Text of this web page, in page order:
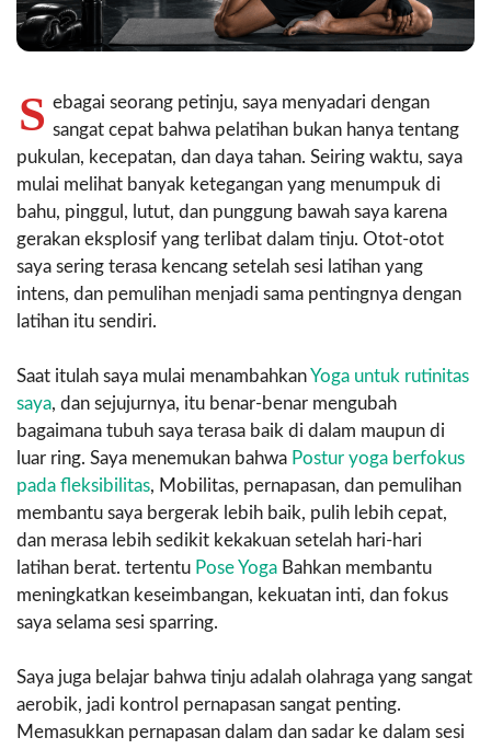
S ebagai seorang petinju, saya menyadari dengan
sangat cepat bahwa pelatihan bukan hanya tentang
pukulan, kecepatan, dan daya tahan. Seiring waktu, saya
mulai melihat banyak ketegangan yang menumpuk di
bahu, pinggul, lutut, dan punggung bawah saya karena
gerakan eksplosif yang terlibat dalam tinju. Otot-otot
saya sering terasa kencang setelah sesi latihan yang
intens, dan pemulihan menjadi sama pentingnya dengan
latihan itu sendiri.
Saat itulah saya mulai menambahkanYoga untuk rutinitas
saya, dan sejujurnya, itu benar-benar mengubah
bagaimana tubuh saya terasa baik di dalam maupun di
luar ring. Saya menemukan bahwa Postur yoga berfokus
pada fleksibilitas, Mobilitas, pernapasan, dan pemulihan
membantu saya bergerak lebih baik, pulih lebih cepat,
dan merasa lebih sedikit kekakuan setelah hari-hari
latihan berat. tertentu Pose Yoga Bahkan membantu
meningkatkan keseimbangan, kekuatan inti, dan fokus
saya selama sesi sparring.
Saya juga belajar bahwa tinju adalah olahraga yang sangat
aerobik, jadi kontrol pernapasan sangat penting.
Memasukkan pernapasan dalam dan sadar ke dalam sesi